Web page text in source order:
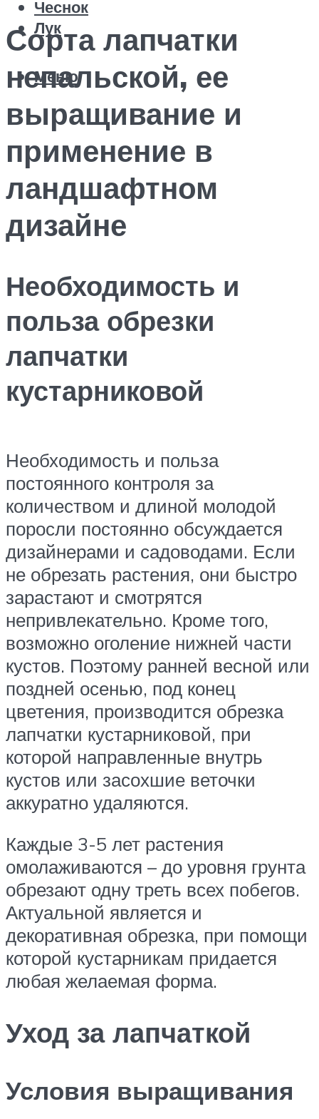
Чеснок
Лук
Меню
Сорта лапчатки
непальской, ее
выращивание и
применение в
ландшафтном
дизайне
Необходимость и
польза обрезки
лапчатки
кустарниковой
Необходимость и польза
постоянного контроля за
количеством и длиной молодой
поросли постоянно обсуждается
дизайнерами и садоводами. Если
не обрезать растения, они быстро
зарастают и смотрятся
непривлекательно. Кроме того,
возможно оголение нижней части
кустов. Поэтому ранней весной или
поздней осенью, под конец
цветения, производится обрезка
лапчатки кустарниковой, при
которой направленные внутрь
кустов или засохшие веточки
аккуратно удаляются.
Каждые 3-5 лет растения
омолаживаются – до уровня грунта
обрезают одну треть всех побегов.
Актуальной является и
декоративная обрезка, при помощи
которой кустарникам придается
любая желаемая форма.
Уход за лапчаткой
Условия выращивания